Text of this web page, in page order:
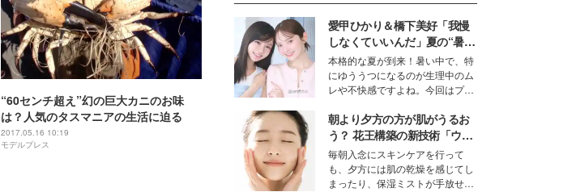
“60センチ超え”幻の巨大カニのお味
は？人気のタスマニアの生活に迫る
2017.05.16 10:19
モデルプレス
愛甲ひかり＆橋下美好「我慢
しなくていいんだ」夏の“暑さ
対策”の新しい選択肢とは？
本格的な夏が到来！暑い中で、特
にゆううつになるのが生理中のム
レや不快感ですよね。今回はプラ
モデル・愛甲ひかりさんと橋下美
好さんを迎えて本音で女子会トー
ク。猛暑のお出かけを快適に過ご
すヒントや、2人が感動した夏の
生理の新常識にも迫りました。
朝より夕方の方が肌がうるお
う？ 花王構築の新技術「ウォ
ーターキャプチャリングスキ
ン（捕水肌）」がスキンケア
の常識を変える予感
毎朝入念にスキンケアを行って
も、夕方には肌の乾燥を感じてし
まったり、保湿ミストが手放せな